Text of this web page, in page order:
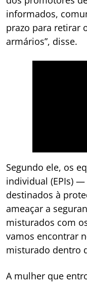
informados,
prazo para retirar
armários”, disse.
Segundo ele, os
individual (EPIs)
destinados à
ameaçar a
misturados com
vamos encontrar
misturado dentro
A mulher que